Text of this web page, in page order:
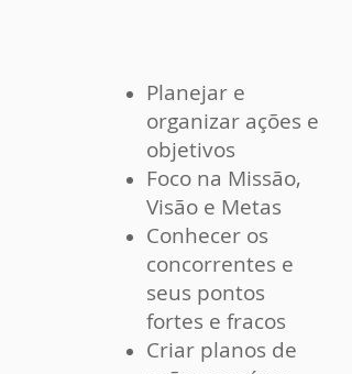
Planejar e
organizar ações e
objetivos
Foco na Missão,
Visão e Metas
Conhecer os
concorrentes e
seus pontos
fortes e fracos
Criar planos de